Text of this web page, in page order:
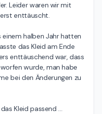
Leider waren wir mit
enttäuscht.
einem halben Jahr hatten
das Kleid am Ende
enttäuschend war, dass
wurde, man habe
bei den Änderungen zu
Kleid passend …